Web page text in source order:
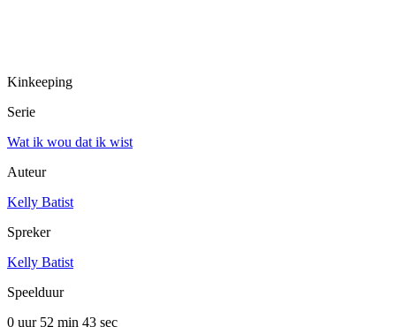
Kinkeeping
Serie
Wat ik wou dat ik wist
Auteur
Kelly Batist
Spreker
Kelly Batist
Speelduur
0 uur 52 min 43 sec